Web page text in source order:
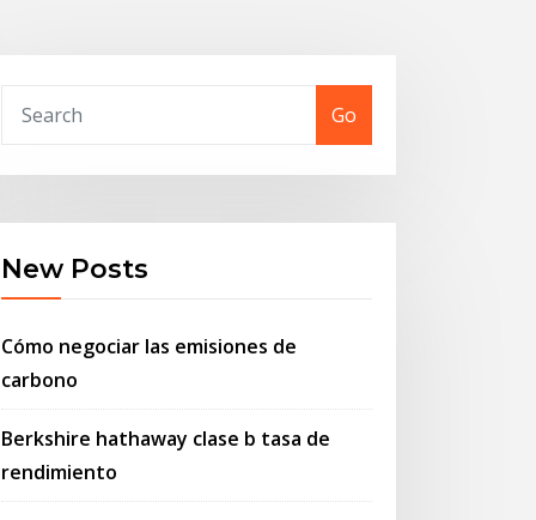
Go
New Posts
Cómo negociar las emisiones de
carbono
Berkshire hathaway clase b tasa de
rendimiento